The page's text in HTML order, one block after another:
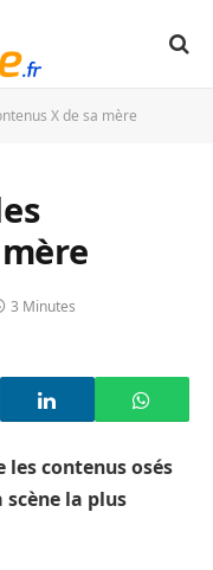
X de sa mère
3 Minutes
les contenus osés
scène la plus